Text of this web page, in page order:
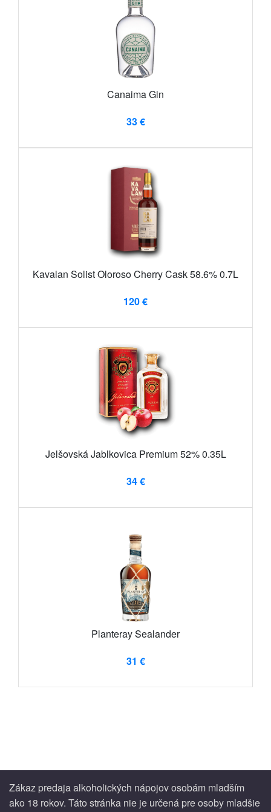
Canaima Gin
33 €
Kavalan Solist Oloroso Cherry Cask 58.6% 0.7L
120 €
Jelšovská Jablkovica Premium 52% 0.35L
34 €
Planteray Sealander
31 €
Zákaz predaja alkoholických nápojov osobám mladším
ako 18 rokov. Táto stránka nie je určená pre osoby mladšie